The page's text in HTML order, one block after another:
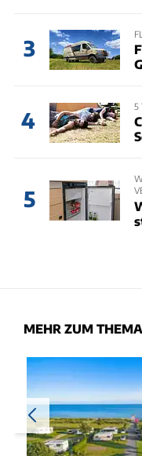
3
4
5
5
MEHR ZUM